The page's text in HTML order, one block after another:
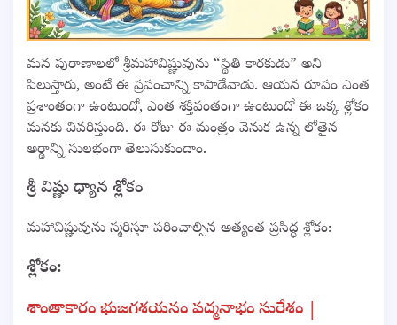
మన పురాణాలలో శ్రీమహావిష్ణువును “స్థితి కారకుడు” అని
పిలుస్తారు, అంటే ఈ ప్రపంచాన్ని కాపాడేవాడు. ఆయన రూపం ఎంత
ప్రశాంతంగా ఉంటుందో, ఎంత శక్తివంతంగా ఉంటుందో ఈ ఒక్క శ్లోకం
మనకు వివరిస్తుంది. ఈ రోజు ఈ మంత్రం వెనుక ఉన్న లోతైన
అర్థాన్ని సులభంగా తెలుసుకుందాం.
శ్రీ విష్ణు ధ్యాన శ్లోకం
మహావిష్ణువును స్మరిస్తూ పఠించాల్సిన అత్యంత ప్రసిద్ధ శ్లోకం:
శ్లోకం:
శాంతాకారం భుజగశయనం పద్మనాభం సురేశం |